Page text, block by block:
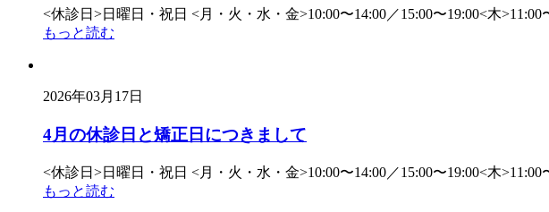
<休診日>日曜日・祝日 <月・火・水・金>10:00〜14:00／15:00〜19:00<木
もっと読む
2026年03月17日
4月の休診日と矯正日につきまして
<休診日>日曜日・祝日 <月・火・水・金>10:00〜14:00／15:00〜19:00<木
もっと読む